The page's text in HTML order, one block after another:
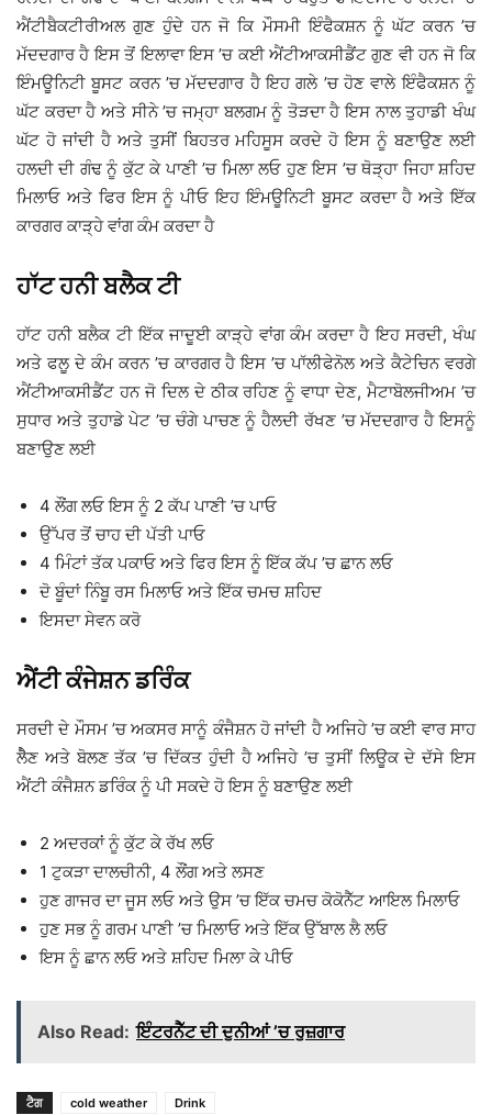
ਐਂਟੀਬੈਕਟੀਰੀਅਲ ਗੁਣ ਹੁੰਦੇ ਹਨ ਜੋ ਕਿ ਮੌਸਮੀ ਇੰਫੈਕਸ਼ਨ ਨੂੰ ਘੱਟ ਕਰਨ ’ਚ
ਮੱਦਦਗਾਰ ਹੈ ਇਸ ਤੋਂ ਇਲਾਵਾ ਇਸ ’ਚ ਕਈ ਐਂਟੀਆਕਸੀਡੈਂਟ ਗੁਣ ਵੀ ਹਨ ਜੋ ਕਿ
ਇੰਮਊਨਿਟੀ ਬੂਸਟ ਕਰਨ ’ਚ ਮੱਦਦਗਾਰ ਹੈ ਇਹ ਗਲੇ ’ਚ ਹੋਣ ਵਾਲੇ ਇੰਫੈਕਸ਼ਨ ਨੂੰ
ਘੱਟ ਕਰਦਾ ਹੈ ਅਤੇ ਸੀਨੇ ’ਚ ਜਮ੍ਹਾ ਬਲਗਮ ਨੂੰ ਤੋੜਦਾ ਹੈ ਇਸ ਨਾਲ ਤੁਹਾਡੀ ਖੰਘ
ਘੱਟ ਹੋ ਜਾਂਦੀ ਹੈ ਅਤੇ ਤੁਸੀਂ ਬਿਹਤਰ ਮਹਿਸੂਸ ਕਰਦੇ ਹੋ ਇਸ ਨੂੰ ਬਣਾਉਣ ਲਈ
ਹਲਦੀ ਦੀ ਗੰਢ ਨੂੰ ਕੁੱਟ ਕੇ ਪਾਣੀ ’ਚ ਮਿਲਾ ਲਓ ਹੁਣ ਇਸ ’ਚ ਥੋੜ੍ਹਾ ਜਿਹਾ ਸ਼ਹਿਦ
ਮਿਲਾਓ ਅਤੇ ਫਿਰ ਇਸ ਨੂੰ ਪੀਓ ਇਹ ਇੰਮਊਨਿਟੀ ਬੂਸਟ ਕਰਦਾ ਹੈ ਅਤੇ ਇੱਕ
ਕਾਰਗਰ ਕਾੜ੍ਹੇ ਵਾਂਗ ਕੰਮ ਕਰਦਾ ਹੈ
ਹਾੱਟ ਹਨੀ ਬਲੈਕ ਟੀ
ਹਾੱਟ ਹਨੀ ਬਲੈਕ ਟੀ ਇੱਕ ਜਾਦੂਈ ਕਾੜ੍ਹੇ ਵਾਂਗ ਕੰਮ ਕਰਦਾ ਹੈ ਇਹ ਸਰਦੀ, ਖੰਘ
ਅਤੇ ਫਲੂ ਦੇ ਕੰਮ ਕਰਨ ’ਚ ਕਾਰਗਰ ਹੈ ਇਸ ’ਚ ਪਾੱਲੀਫੇਨੋਲ ਅਤੇ ਕੈਟੇਚਿਨ ਵਰਗੇ
ਐਂਟੀਆਕਸੀਡੈਂਟ ਹਨ ਜੋ ਦਿਲ ਦੇ ਠੀਕ ਰਹਿਣ ਨੂੰ ਵਾਧਾ ਦੇਣ, ਮੈਟਾਬੋਲਜੀਅਮ ’ਚ
ਸੁਧਾਰ ਅਤੇ ਤੁਹਾਡੇ ਪੇਟ ’ਚ ਚੰਗੇ ਪਾਚਣ ਨੂੰ ਹੈਲਦੀ ਰੱਖਣ ’ਚ ਮੱਦਦਗਾਰ ਹੈ ਇਸਨੂੰ
ਬਣਾਉਣ ਲਈ
4 ਲੌਂਗ ਲਓ ਇਸ ਨੂੰ 2 ਕੱਪ ਪਾਣੀ ’ਚ ਪਾਓ
ਉੱਪਰ ਤੋਂ ਚਾਹ ਦੀ ਪੱਤੀ ਪਾਓ
4 ਮਿੰਟਾਂ ਤੱਕ ਪਕਾਓ ਅਤੇ ਫਿਰ ਇਸ ਨੂੰ ਇੱਕ ਕੱਪ ’ਚ ਛਾਨ ਲਓ
ਦੋ ਬੂੰਦਾਂ ਨਿੰਬੂ ਰਸ ਮਿਲਾਓ ਅਤੇ ਇੱਕ ਚਮਚ ਸ਼ਹਿਦ
ਇਸਦਾ ਸੇਵਨ ਕਰੋ
ਐਂਟੀ ਕੰਜੇਸ਼ਨ ਡਰਿੰਕ
ਸਰਦੀ ਦੇ ਮੌਸਮ ’ਚ ਅਕਸਰ ਸਾਨੂੰ ਕੰਜੈਸ਼ਨ ਹੋ ਜਾਂਦੀ ਹੈ ਅਜਿਹੇ ’ਚ ਕਈ ਵਾਰ ਸਾਹ
ਲੈੈਣ ਅਤੇ ਬੋਲਣ ਤੱਕ ’ਚ ਦਿੱਕਤ ਹੁੰਦੀ ਹੈ ਅਜਿਹੇ ’ਚ ਤੁਸੀਂ ਲਿਊਕ ਦੇ ਦੱਸੇ ਇਸ
ਐਂਟੀ ਕੰਜੈਸ਼ਨ ਡਰਿੰਕ ਨੂੰ ਪੀ ਸਕਦੇ ਹੋ ਇਸ ਨੂੰ ਬਣਾਉਣ ਲਈ
2 ਅਦਰਕਾਂ ਨੂੰ ਕੁੱਟ ਕੇ ਰੱਖ ਲਓ
1 ਟੁਕੜਾ ਦਾਲਚੀਨੀ, 4 ਲੌਂਗ ਅਤੇ ਲਸਣ
ਹੁਣ ਗਾਜਰ ਦਾ ਜੂਸ ਲਓ ਅਤੇ ਉਸ ’ਚ ਇੱਕ ਚਮਚ ਕੋਕੋਨੈੱਟ ਆਇਲ ਮਿਲਾਓ
ਹੁਣ ਸਭ ਨੂੰ ਗਰਮ ਪਾਣੀ ’ਚ ਮਿਲਾਓ ਅਤੇ ਇੱਕ ਉੱਬਾਲ ਲੈ ਲਓ
ਇਸ ਨੂੰ ਛਾਨ ਲਓ ਅਤੇ ਸ਼ਹਿਦ ਮਿਲਾ ਕੇ ਪੀਓ
Also Read: ਇੰਟਰਨੈੱਟ ਦੀ ਦੁਨੀਆਂ ’ਚ ਰੁਜ਼ਗਾਰ
ਟੈਗ cold weather Drink